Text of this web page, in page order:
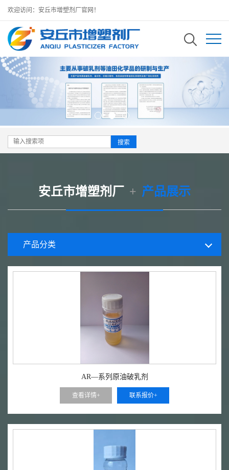
欢迎访问：安丘市增塑剂厂官网！
安丘市增塑剂厂 + 产品展示
产品分类
AR—系列原油破乳剂
查看详情+ 联系报价+